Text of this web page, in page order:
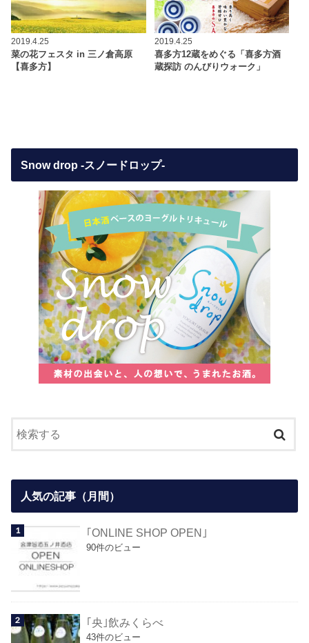
2019.4.25
菜の花フェスタ in 三ノ倉高原
【喜多方】
2019.4.25
喜多方12蔵をめぐる「喜多方酒
蔵探訪 のんびりウォーク」
Snow drop -スノードロップ-
人気の記事（月間）
｢ONLINE SHOP OPEN｣
90件のビュー
｢央｣飲みくらべ
43件のビュー